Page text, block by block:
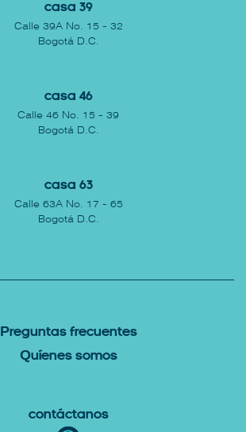
Casa 39
Calle 39A No. 15 - 32
Bogotá D.C.
Casa 46
Calle 46 No. 15 - 39
Bogotá D.C.
Casa 63
Calle 63A No. 17 - 65
Bogotá D.C.
Preguntas Frecuentes
Quíenes somos
Contáctanos